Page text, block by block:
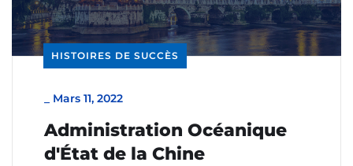
HISTOIRES DE SUCCÈS
Mars 11, 2022
Administration Océanique
d'État de la Chine